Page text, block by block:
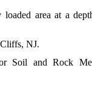
area at a
NJ.
Soil and Rock